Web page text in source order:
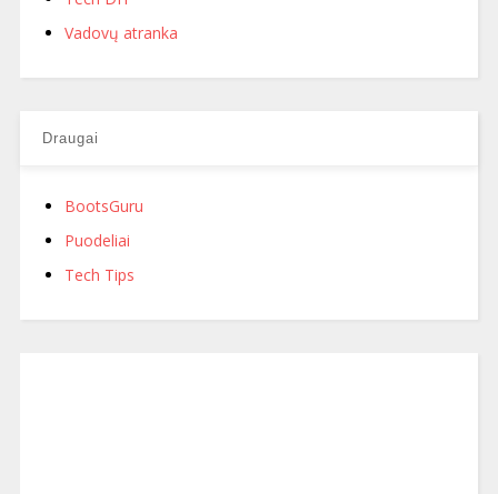
Vadovų atranka
Draugai
BootsGuru
Puodeliai
Tech Tips